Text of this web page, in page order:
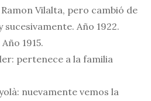
Vilalta, pero cambió de
sucesivamente. Año 1922.
1915.
pertenece a la familia
nuevamente vemos la